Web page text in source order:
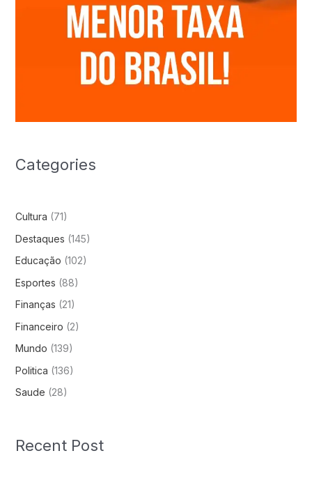
Categories
Cultura (71)
Destaques (145)
Educação (102)
Esportes (88)
Finanças (21)
Financeiro (2)
Mundo (139)
Politica (136)
Saude (28)
Recent Post